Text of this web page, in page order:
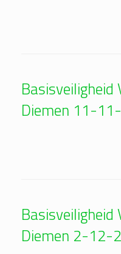
Basisveiligheid
Diemen 11-
Basisveiligheid
Diemen 2-12-